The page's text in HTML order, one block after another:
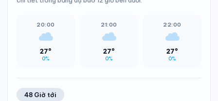
20:00
27°
0%
21:00
27°
0%
22:00
27°
0%
48 Giờ tới